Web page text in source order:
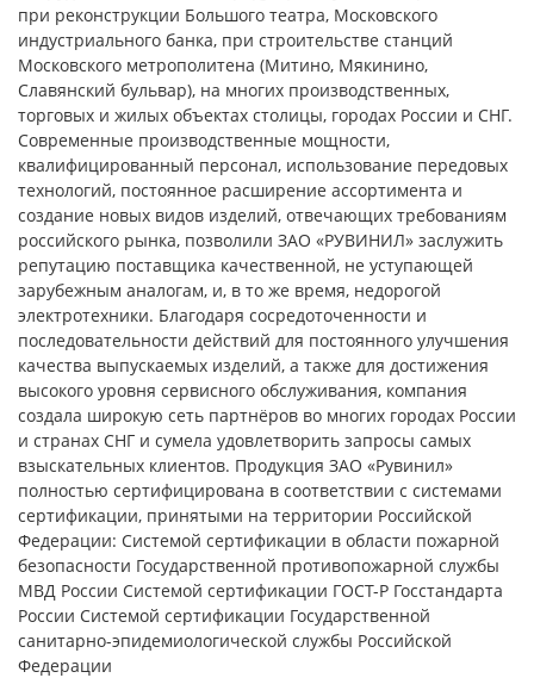
при реконструкции Большого театра, Московского
индустриального банка, при строительстве станций
Московского метрополитена (Митино, Мякинино,
Славянский бульвар), на многих производственных,
торговых и жилых объектах столицы, городах России и СНГ.
Современные производственные мощности,
квалифицированный персонал, использование передовых
технологий, постоянное расширение ассортимента и
создание новых видов изделий, отвечающих требованиям
российского рынка, позволили ЗАО «РУВИНИЛ» заслужить
репутацию поставщика качественной, не уступающей
зарубежным аналогам, и, в то же время, недорогой
электротехники. Благодаря сосредоточенности и
последовательности действий для постоянного улучшения
качества выпускаемых изделий, а также для достижения
высокого уровня сервисного обслуживания, компания
создала широкую сеть партнёров во многих городах России
и странах СНГ и сумела удовлетворить запросы самых
взыскательных клиентов. Продукция ЗАО «Рувинил»
полностью сертифицирована в соответствии с системами
сертификации, принятыми на территории Российской
Федерации: Системой сертификации в области пожарной
безопасности Государственной противопожарной службы
МВД России Системой сертификации ГОСТ-Р Госстандарта
России Системой сертификации Государственной
санитарно-эпидемиологической службы Российской
Федерации